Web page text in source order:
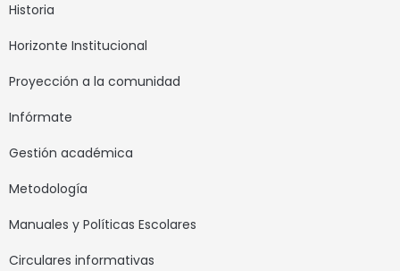
Historia
Horizonte Institucional
Proyección a la comunidad
Infórmate
Gestión académica
Metodología
Manuales y Políticas Escolares
Circulares informativas